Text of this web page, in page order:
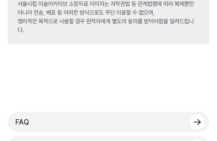
서울시립 미술아카이브 소장자료 이미지는 저작권법 등 관계법령에 따라 복제뿐만
아니라 전송, 배포 등 어떠한 방식으로도 무단 이용할 수 없으며,
영리적인 목적으로 사용할 경우 원작자에게 별도의 동의를 받아야함을 알려드립니
다.
FAQ